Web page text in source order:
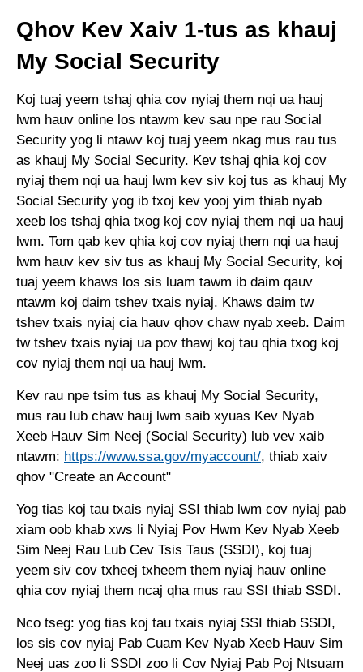
Qhov Kev Xaiv 1-tus as khauj
My Social Security
Koj tuaj yeem tshaj qhia cov nyiaj them nqi ua hauj
lwm hauv online los ntawm kev sau npe rau Social
Security yog li ntawv koj tuaj yeem nkag mus rau tus
as khauj My Social Security. Kev tshaj qhia koj cov
nyiaj them nqi ua hauj lwm kev siv koj tus as khauj My
Social Security yog ib txoj kev yooj yim thiab nyab
xeeb los tshaj qhia txog koj cov nyiaj them nqi ua hauj
lwm. Tom qab kev qhia koj cov nyiaj them nqi ua hauj
lwm hauv kev siv tus as khauj My Social Security, koj
tuaj yeem khaws los sis luam tawm ib daim qauv
ntawm koj daim tshev txais nyiaj. Khaws daim tw
tshev txais nyiaj cia hauv qhov chaw nyab xeeb. Daim
tw tshev txais nyiaj ua pov thawj koj tau qhia txog koj
cov nyiaj them nqi ua hauj lwm.
Kev rau npe tsim tus as khauj My Social Security,
mus rau lub chaw hauj lwm saib xyuas Kev Nyab
Xeeb Hauv Sim Neej (Social Security) lub vev xaib
ntawm: https://www.ssa.gov/myaccount/, thiab xaiv
qhov "Create an Account"
Yog tias koj tau txais nyiaj SSI thiab lwm cov nyiaj pab
xiam oob khab xws li Nyiaj Pov Hwm Kev Nyab Xeeb
Sim Neej Rau Lub Cev Tsis Taus (SSDI), koj tuaj
yeem siv cov txheej txheem them nyiaj hauv online
qhia cov nyiaj them ncaj qha mus rau SSI thiab SSDI.
Nco tseg: yog tias koj tau txais nyiaj SSI thiab SSDI,
los sis cov nyiaj Pab Cuam Kev Nyab Xeeb Hauv Sim
Neej uas zoo li SSDI zoo li Cov Nyiaj Pab Poj Ntsuam